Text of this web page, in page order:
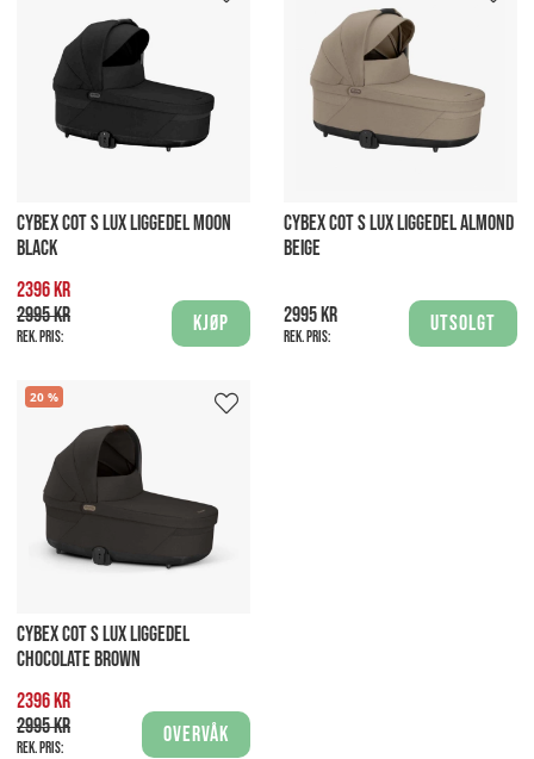
CYBEX COT S LUX LIGGEDEL MOON
BLACK
2396 kr
2995 kr
Rek. pris:
Kjøp
CYBEX COT S LUX LIGGEDEL ALMOND
BEIGE
2995 kr
Rek. pris:
Utsolgt
20
CYBEX COT S LUX LIGGEDEL
CHOCOLATE BROWN
2396 kr
2995 kr
Rek. pris:
Overvåk